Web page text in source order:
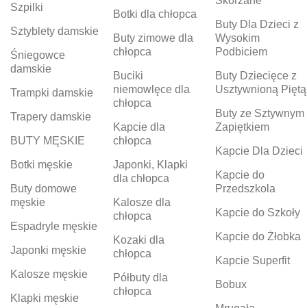
Szpilki
Sztyblety damskie
Śniegowce
damskie
Trampki damskie
Trapery damskie
BUTY MĘSKIE
Botki męskie
Buty domowe
męskie
Espadryle męskie
Japonki męskie
Kalosze męskie
Klapki męskie
Botki dla chłopca
Buty zimowe dla
chłopca
Buciki
niemowlęce dla
chłopca
Kapcie dla
chłopca
Japonki, Klapki
dla chłopca
Kalosze dla
chłopca
Kozaki dla
chłopca
Półbuty dla
chłopca
Buty Dla Dzieci z
Wysokim
Podbiciem
Buty Dziecięce z
Usztywnioną Piętą
Buty ze Sztywnym
Zapiętkiem
Kapcie Dla Dzieci
Kapcie do
Przedszkola
Kapcie do Szkoły
Kapcie do Żłobka
Kapcie Superfit
Bobux